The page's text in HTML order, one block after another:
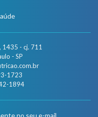
1435 - cj. 711
- SP
1723
1894
no seu e-mail.